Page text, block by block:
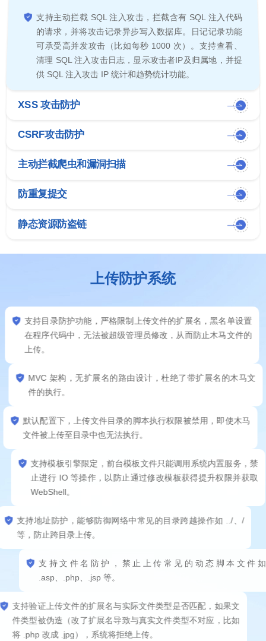
支持主动拦截 SQL 注入攻击，拦截含有 SQL 注入代码
的请求，并将攻击记录异步写入数据库。日记记录功能
可承受高并发攻击（比如每秒 1000 次）。支持查看、
清理 SQL 注入攻击日志，显示攻击者IP及归属地，并提
供 SQL 注入攻击 IP 统计和趋势统计功能。
XSS 攻击防护
CSRF攻击防护
主动拦截爬虫和漏洞扫描
防重复提交
静态资源防盗链
上传防护系统
支持目录防护功能，严格限制上传文件的扩展名，黑名单设置
在程序代码中，无法被超级管理员修改，从而防止木马文件的
上传。
MVC 架构，无扩展名的路由设计，杜绝了带扩展名的木马文
件的执行。
默认配置下，上传文件目录的脚本执行权限被禁用，即使木马
文件被上传至目录中也无法执行。
支持模板引擎限定，前台模板文件只能调用系统内置服务，禁
止进行 IO 等操作，以防止通过修改模板获得提升权限并获取
WebShell。
支持地址防护，能够防御网络中常见的目录跨越操作如 ../、/
等，防止跨目录上传。
支持文件名防护，禁止上传常见的动态脚本文件如
.asp、.php、.jsp 等。
支持验证上传文件的扩展名与实际文件类型是否匹配，如果文
件类型被伪造（改了扩展名导致与真实文件类型不对应，比如
将 .php 改成 .jpg），系统将拒绝上传。